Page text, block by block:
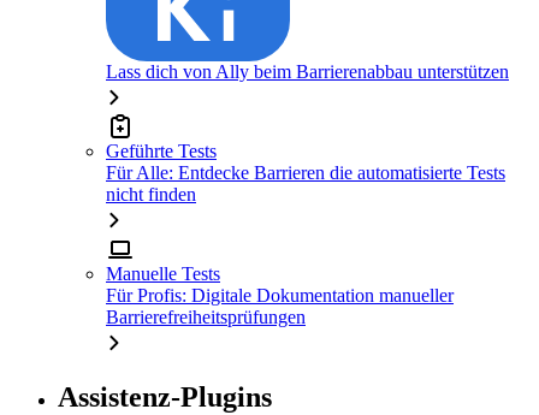
Lass dich von Ally beim Barrierenabbau unterstützen
Geführte Tests
Für Alle: Entdecke Barrieren die automatisierte Tests
nicht finden
Manuelle Tests
Für Profis: Digitale Dokumentation manueller
Barrierefreiheitsprüfungen
Assistenz-Plugins